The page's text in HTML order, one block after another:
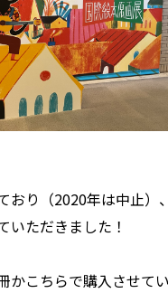
おり（2020年は中止）、
いただきました！
かこちらで購入させて